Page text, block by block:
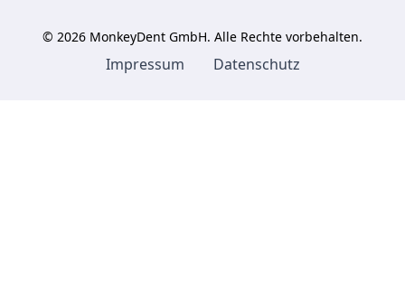
© 2026 MonkeyDent GmbH. Alle Rechte vorbehalten.
Impressum Datenschutz